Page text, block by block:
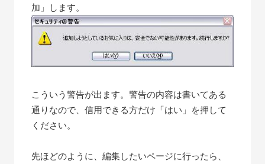
加」します。
こういう警告が出ます。警告の内容は書いてある
通りなので、信用できる方だけ「はい」を押して
ください。
先ほどのように、編集したいページに行ったら、